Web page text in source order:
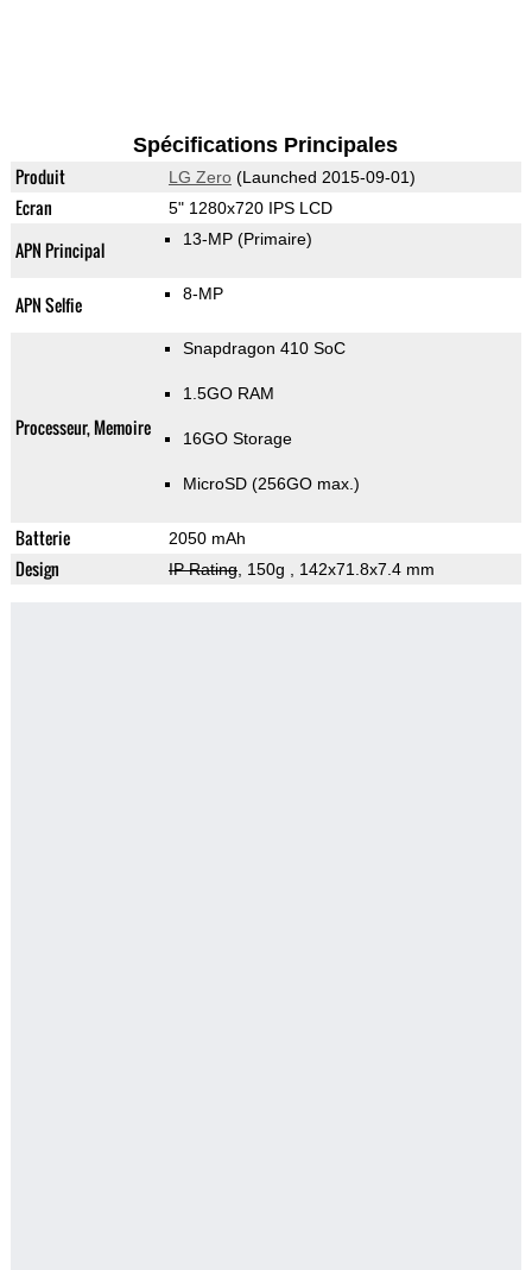
Spécifications Principales
Produit LG Zero(Launched 2015-09-01)
Ecran 5" 1280x720 IPS LCD
APN Principal 13-MP (Primaire)
APN Selfie 8-MP
Processeur, Memoire
Snapdragon 410 SoC
1.5GO RAM
16GO Storage
MicroSD (256GO max.)
Batterie 2050 mAh
Design IP Rating, 150g , 142x71.8x7.4 mm